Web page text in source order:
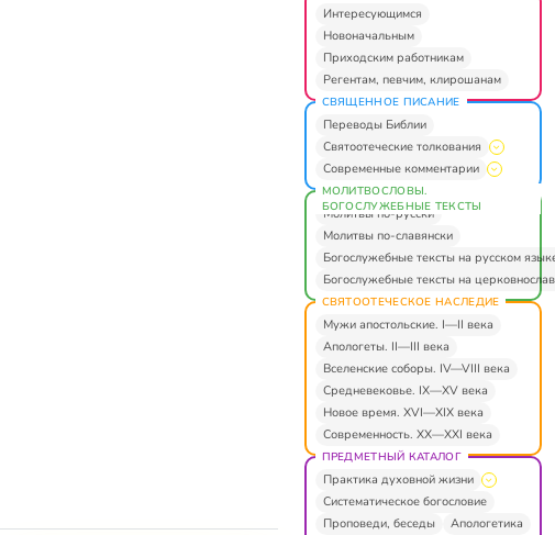
Интересующимся
Новоначальным
Приходским работникам
Регентам, певчим, клирошанам
СВЯЩЕННОЕ ПИСАНИЕ
Переводы Библии
Святоотеческие толкования
Современные комментарии
МОЛИТВОСЛОВЫ.
БОГОСЛУЖЕБНЫЕ ТЕКСТЫ
Молитвы по-русски
Молитвы по-славянски
Богослужебные тексты на русском
Богослужебные тексты на
СВЯТООТЕЧЕСКОЕ НАСЛЕДИЕ
Мужи апостольские. I—II века
Апологеты. II—III века
Вселенские соборы. IV—VIII века
Средневековье. IX—XV века
Новое время. XVI—XIX века
Современность. XX—XXI века
ПРЕДМЕТНЫЙ КАТАЛОГ
Практика духовной жизни
Систематическое богословие
Проповеди, беседы
Апологетика